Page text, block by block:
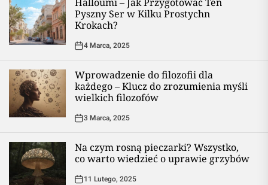
Pyszny Ser w Kilku Prostychn
Krokach?
4 Marca, 2025
Wprowadzenie do filozofii dla
każdego – Klucz do zrozumienia myśli
wielkich filozofów
3 Marca, 2025
Na czym rosną pieczarki? Wszystko,
co warto wiedzieć o uprawie grzybów
11 Lutego, 2025